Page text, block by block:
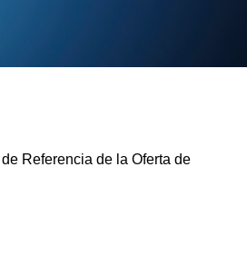
Referencia de la Oferta de